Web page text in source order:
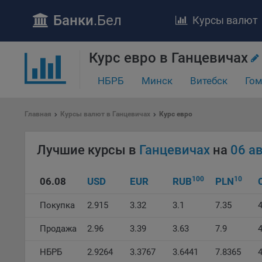
Банки.Бел Курсы валют
Курс евро в Ганцевичах
НБРБ Минск Витебск
Главная Курсы валют в Ганцевичах Курс евро
Лучшие курсы в Ганцевичах на 06
06.08 USD EUR RUB100 PLN10
Покупка 2.915 3.32 3.1 7.35
Продажа 2.96 3.39 3.63 7.9
НБРБ 2.9264 3.3767 3.6441 7.8365